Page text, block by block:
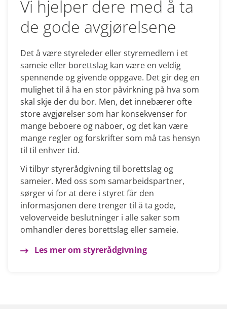
Vi hjelper dere med å ta
de gode avgjørelsene
Det å være styreleder eller styremedlem i et
sameie eller borettslag kan være en veldig
spennende og givende oppgave. Det gir deg en
mulighet til å ha en stor påvirkning på hva som
skal skje der du bor. Men, det innebærer ofte
store avgjørelser som har konsekvenser for
mange beboere og naboer, og det kan være
mange regler og forskrifter som må tas hensyn
til til enhver tid.
Vi tilbyr styrerådgivning til borettslag og
sameier. Med oss som samarbeidspartner,
sørger vi for at dere i styret får den
informasjonen dere trenger til å ta gode,
veloverveide beslutninger i alle saker som
omhandler deres borettslag eller sameie.
Les mer om styrerådgivning